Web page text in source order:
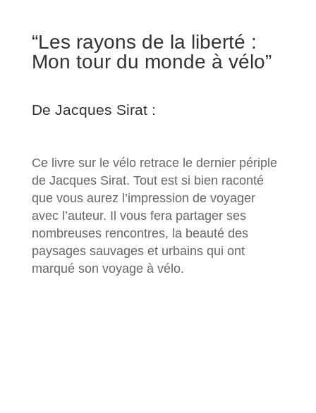
“Les rayons de la liberté :
Mon tour du monde à vélo”
De Jacques Sirat :
Ce livre sur le vélo retrace le dernier périple
de Jacques Sirat. Tout est si bien raconté
que vous aurez l’impression de voyager
avec l’auteur. Il vous fera partager ses
nombreuses rencontres, la beauté des
paysages sauvages et urbains qui ont
marqué son voyage à vélo.